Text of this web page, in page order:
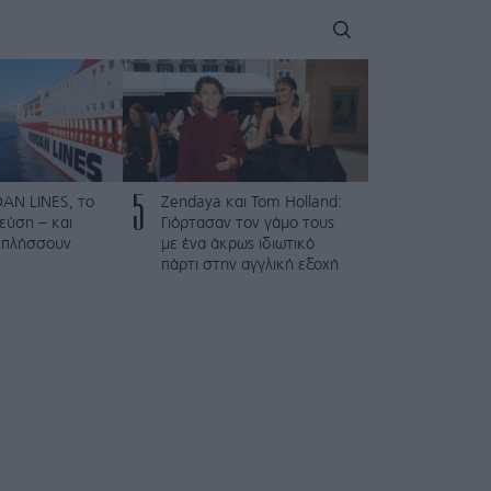
LINES, το
– και
5
Zendaya και Tom Holland:
Γιόρτασαν τον γάμο τους
με ένα άκρως ιδιωτικό
πάρτι στην αγγλική εξοχή